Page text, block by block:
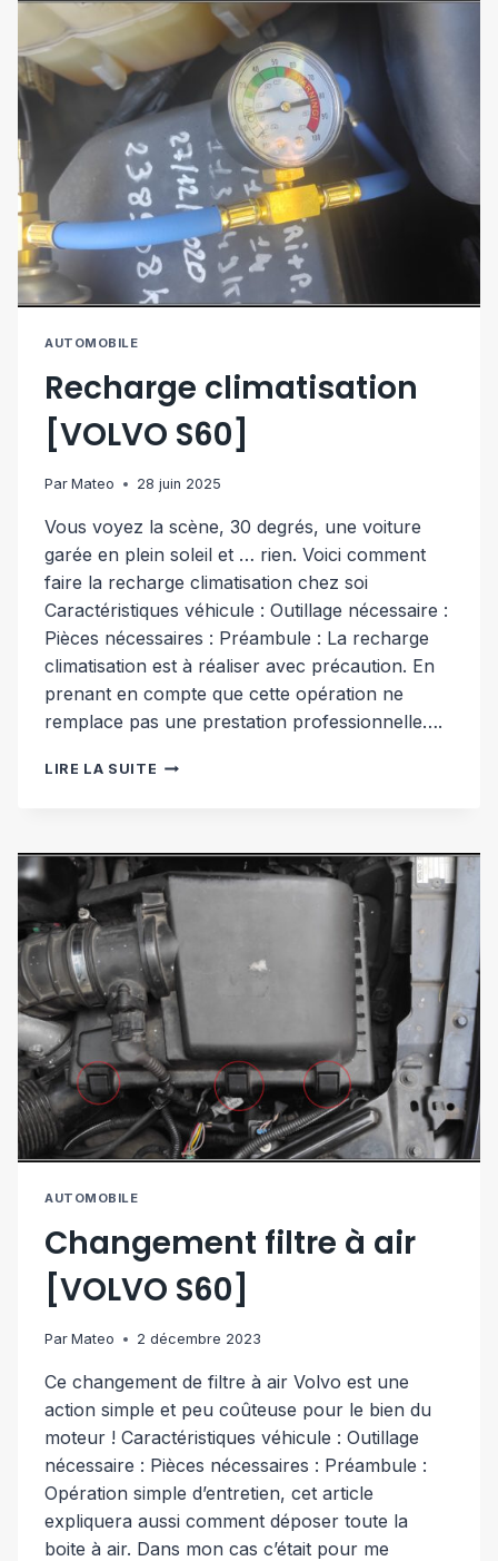
AUTOMOBILE
Recharge climatisation
[VOLVO S60]
Par Mateo 28 juin 2025
Vous voyez la scène, 30 degrés, une voiture
garée en plein soleil et … rien. Voici comment
faire la recharge climatisation chez soi
Caractéristiques véhicule : Outillage nécessaire :
Pièces nécessaires : Préambule : La recharge
climatisation est à réaliser avec précaution. En
prenant en compte que cette opération ne
remplace pas une prestation professionnelle….
LIRE LA SUITE RECHARGE
AUTOMOBILE
Changement filtre à air
[VOLVO S60]
Par Mateo 2 décembre 2023
Ce changement de filtre à air Volvo est une
action simple et peu coûteuse pour le bien du
moteur ! Caractéristiques véhicule : Outillage
nécessaire : Pièces nécessaires : Préambule :
Opération simple d’entretien, cet article
expliquera aussi comment déposer toute la
boite à air. Dans mon cas c’était pour me